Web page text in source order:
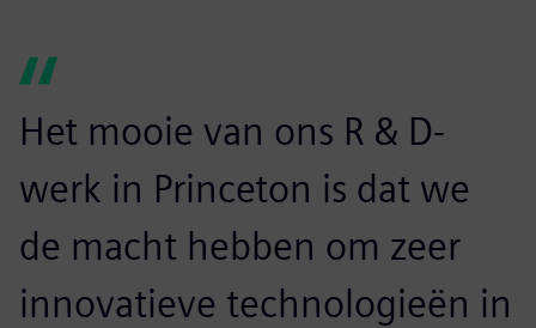
Het mooie van ons R & D-
werk in Princeton is dat we
de macht hebben om zeer
innovatieve technologieën in